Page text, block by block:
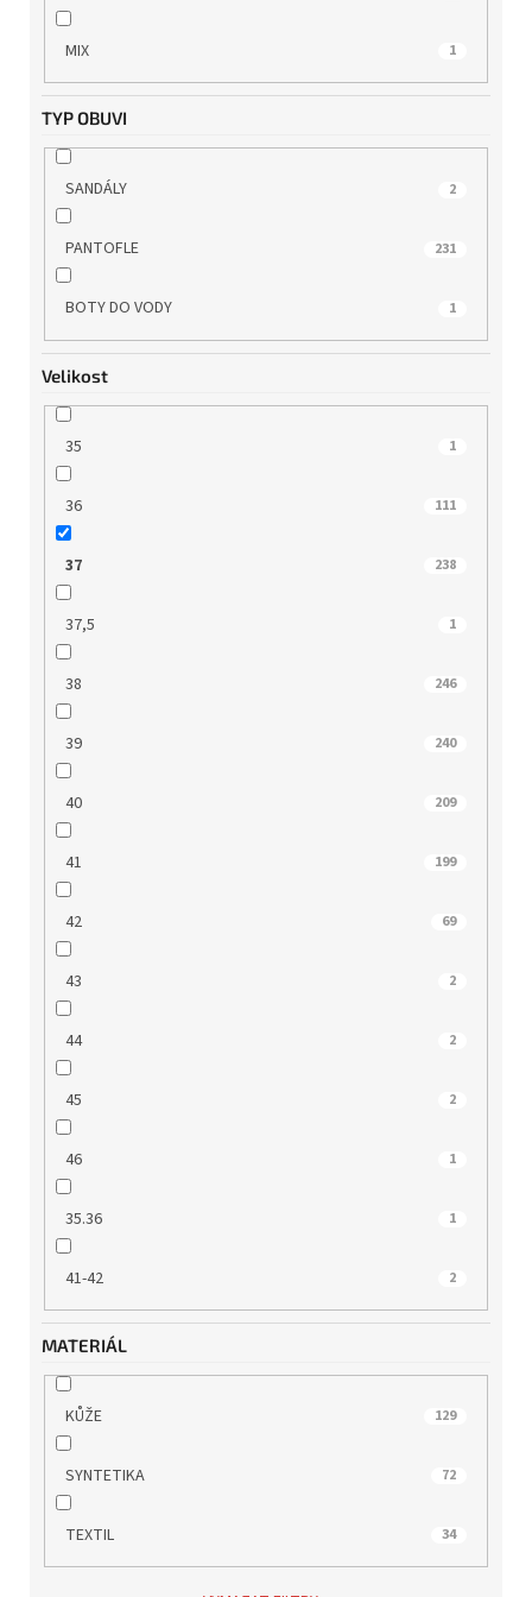
WILD 14
WINK 0
ZAXY
MIX 1
TYP OBUVI
SANDÁLY 2
PANTOFLE 231
BOTY DO VODY 1
Velikost
35 1
36 111
37 238
37,5 1
38 246
39 240
40 209
41 199
42 69
43 2
44 2
45 2
46 1
35.36 1
41-42 2
MATERIÁL
KŮŽE 129
SYNTETIKA 72
TEXTIL 34